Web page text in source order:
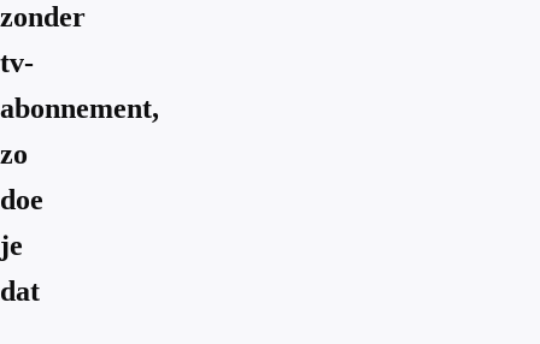
zonder
tv-
abonnement,
zo
doe
je
dat